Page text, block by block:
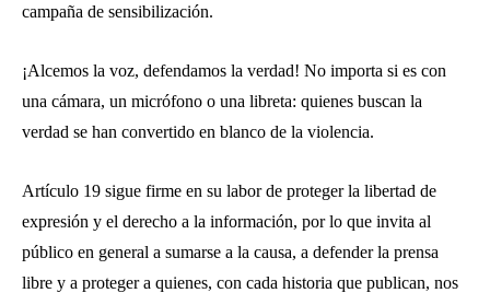
campaña de sensibilización.
¡Alcemos la voz, defendamos la verdad! No importa si es con
una cámara, un micrófono o una libreta: quienes buscan la
verdad se han convertido en blanco de la violencia.
Artículo 19 sigue firme en su labor de proteger la libertad de
expresión y el derecho a la información, por lo que invita al
público en general a sumarse a la causa, a defender la prensa
libre y a proteger a quienes, con cada historia que publican, nos